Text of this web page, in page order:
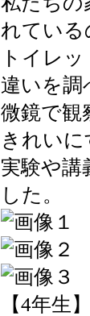
れている
トイレ
違いを調
微鏡で観
きれい
実験や講
した。
【4年生